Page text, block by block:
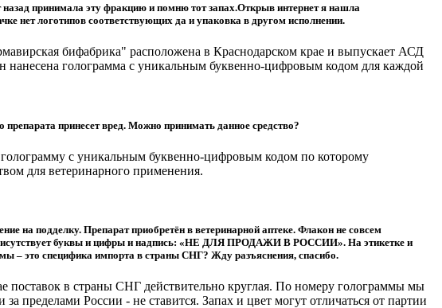
принимала эту фракцию и помню тот запах.Открыв интернет я нашла
нет логотипов соответствующих да и упаковка в другом исполнении.
бифабрика" расположена в Краснодарском крае и выпускает АСД
нанесена голограмма с уникальным буквенно-цифровым кодом для каждой
препарата принесет вред. Можно принимать данное средство?
с уникальным буквенно-цифровым кодом по которому
для ветеринарного применения.
на подделку. Препарат приобретён в ветеринарной аптеке. Флакон не совсем
присутствует буквы и цифры и надпись: «НЕ ДЛЯ ПРОДАЖИ В РОССИИ». На этикетке и
– это специфика импорта в страны СНГ? Жду разъяснения, спасибо.
поставок в страны СНГ действительно круглая. По номеру голограммы мы
пределами России - не ставится. Запах и цвет могут отличаться от партии